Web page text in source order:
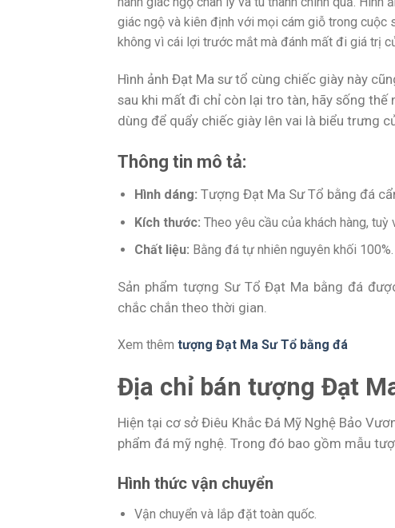
giác ngộ và kiên định với mọi cám giỗ trong cuộc
không vì cái lợi trước mắt mà đánh mất đi giá trị
Hình ảnh Đạt Ma sư tổ cùng chiếc giày này
sau khi mất đi chỉ còn lại tro tàn, hãy sống
dùng để quẩy chiếc giày lên vai là biểu trưng
Thông tin mô tả:
Hình dáng:Tượng Đạt Ma Sư Tổ bằng đá
Kích thước: Theo yêu cầu của khách hàng, tuỳ
Chất liệu: Bằng đá tự nhiên nguyên khối 100%.
Sản phẩm tượng Sư Tổ Đạt Ma bằng đá
chắc chắn theo thời gian.
Xem thêm tượng Đạt Ma Sư Tổ bằng đá
Địa chỉ bán tượng Đạt
Hiện tại cơ sở Điêu Khắc Đá Mỹ Nghệ Bảo
phẩm đá mỹ nghệ. Trong đó bao gồm mẫu
Hình thức vận chuyển
Vận chuyển và lắp đặt toàn quốc.